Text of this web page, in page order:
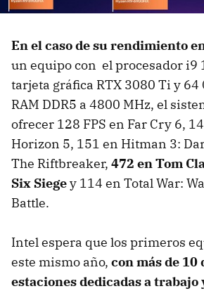
En el caso de su rendimiento
un equipo con el procesador i9
tarjeta gráfica RTX 3080 Ti y 64
RAM DDR5 a 4800 MHz, el
ofrecer 128 FPS en Far Cry 6,
Horizon 5, 151 en Hitman 3:
The Riftbreaker, 472 en Tom
Six Siegey 114 en Total War:
Battle.
Intel espera que los primeros
este mismo año, con más de 10
estaciones dedicadas a trabajo